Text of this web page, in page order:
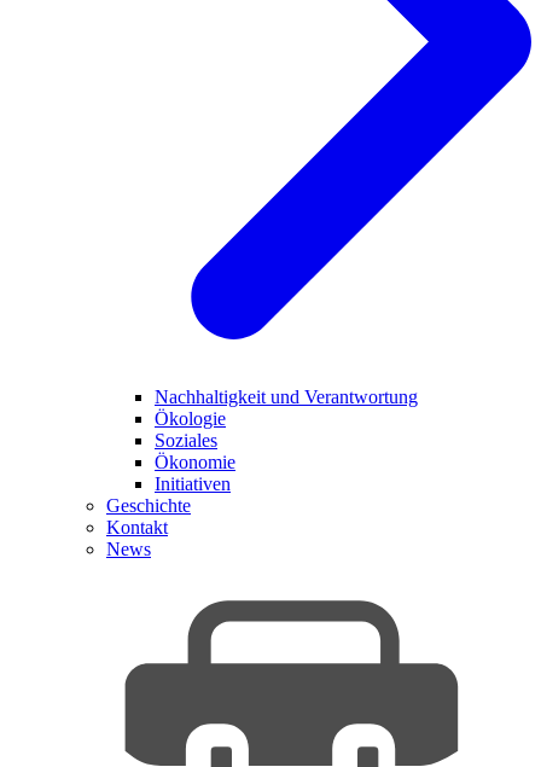
Nachhaltigkeit und Verantwortung
Ökologie
Soziales
Ökonomie
Initiativen
Geschichte
Kontakt
News